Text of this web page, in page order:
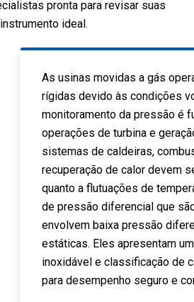
pronta para revisar suas
ideal.
As usinas movidas a gás
rígidas devido às condições
monitoramento da pressão é
operações de turbina e
sistemas de caldeiras,
recuperação de calor devem
quanto a flutuações de
de pressão diferencial que
envolvem baixa pressão
estáticas. Eles apresentam
inoxidável e classificação de
para desempenho seguro e